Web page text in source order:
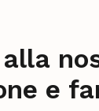
e